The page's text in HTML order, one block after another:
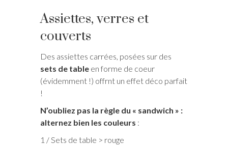
Assiettes, verres et
couverts
Des assiettes carrées, posées sur des
sets de table en forme de coeur
(évidemment !) offrnt un effet déco parfait
!
N’oubliez pas la règle du « sandwich » :
alternez bien les couleurs :
1 / Sets de table > rouge